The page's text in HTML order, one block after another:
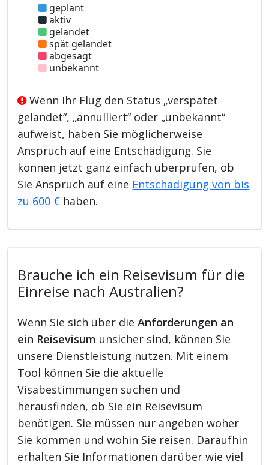
geplant
aktiv
gelandet
spät gelandet
abgesagt
unbekannt
Wenn Ihr Flug den Status „verspätet
gelandet“, „annulliert“ oder „unbekannt“
aufweist, haben Sie möglicherweise
Anspruch auf eine Entschädigung. Sie
können jetzt ganz einfach überprüfen, ob
Sie Anspruch auf eine Entschädigung von bis
zu 600 € haben.
Brauche ich ein Reisevisum für die
Einreise nach Australien?
Wenn Sie sich über dieAnforderungen an
ein Reisevisum unsicher sind, können Sie
unsere Dienstleistung nutzen. Mit einem
Tool können Sie die aktuelle
Visabestimmungen suchen und
herausfinden, ob Sie ein Reisevisum
benötigen. Sie müssen nur angeben woher
Sie kommen und wohin Sie reisen. Daraufhin
erhalten Sie Informationen darüber wie viel